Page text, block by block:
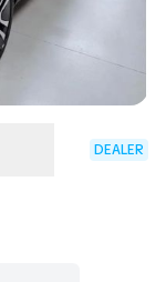
DEALER